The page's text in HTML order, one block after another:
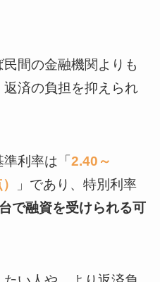
間の金融機関よりも
済の負担を抑えられ
利率は「2.40～
」であり、特別利率
で融資を受けられる可